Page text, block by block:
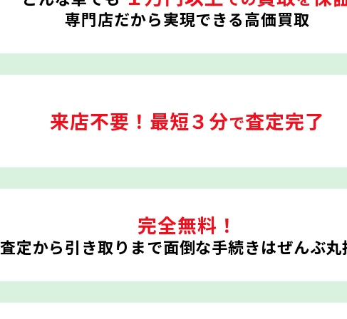
専門店だから実現できる高価買取
来店不要！ 最短３分で査定完了
完全無料！
査定から引き取りまで面倒な手続きはぜんぶ